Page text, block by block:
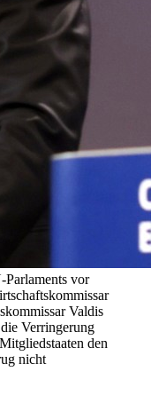
Parlaments vor
Valdis
Verringerung
den
nicht